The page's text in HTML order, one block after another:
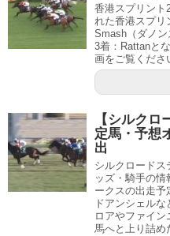
香港スプリント
れた香港スプリ
Smash（ダノン
3着：Rattanと
画をご覧くださ
【シルク
定馬・予想
出
シルクロードス
ッズ・騎手の
ークスの出走予
ドアンシェル
ロアやファイ
馬へと上り詰め